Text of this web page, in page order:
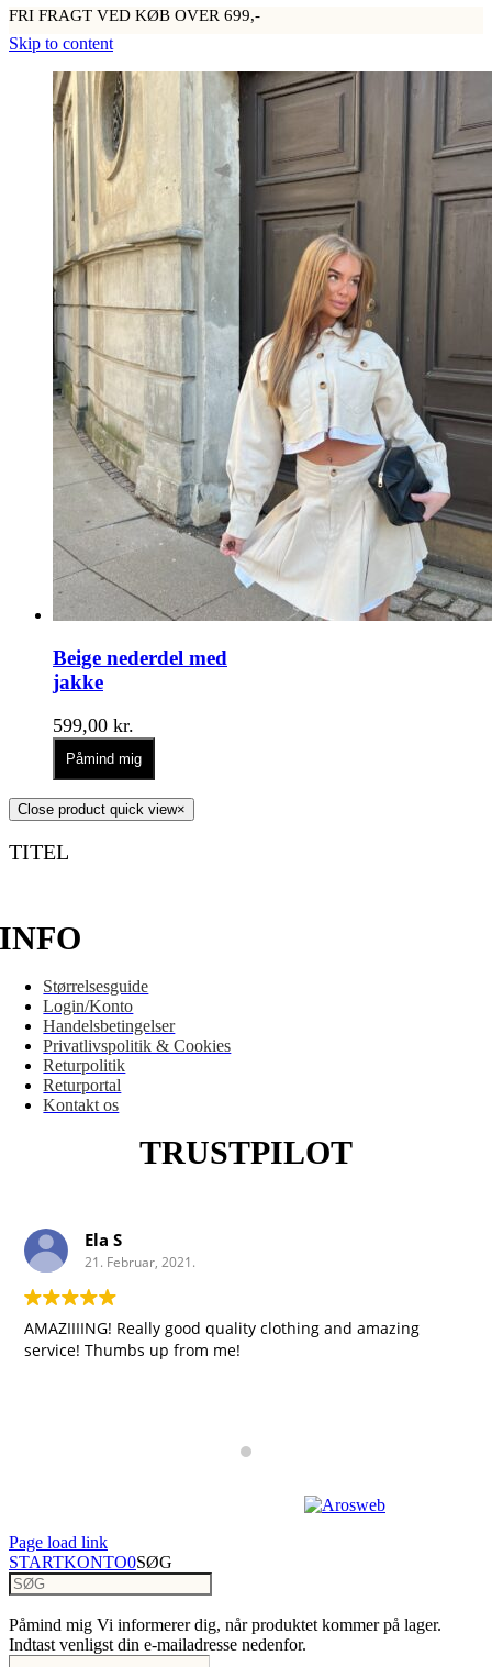
FRI FRAGT VED KØB OVER 699,-
Skip to content
Beige nederdel med
jakke
599,00 kr.
Påmind mig
Close product quick view×
TITEL
INFO
Størrelsesguide
Login/Konto
Handelsbetingelser
Privatlivspolitik & Cookies
Returpolitik
Returportal
Kontakt os
TRUSTPILOT
Ela S
21. Februar, 2021.
AMAZIIIING! Really good quality clothing and amazing
service! Thumbs up from me!
Page load link
STARTKONTO0SØG
Påmind mig Vi informerer dig, når produktet kommer på lager.
Indtast venligst din e-mailadresse nedenfor.